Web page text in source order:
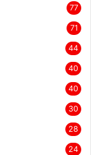
77
71
44
40
40
30
28
24